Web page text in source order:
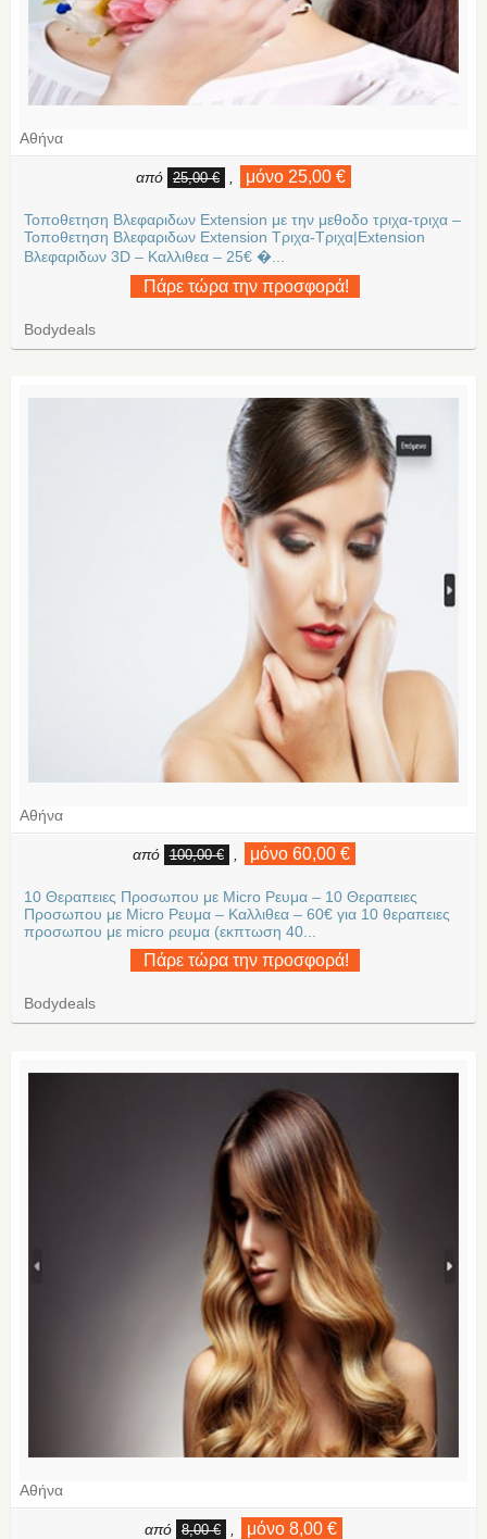
Αθήνα
από 25,00 € μόνο 25,00 €
Τοποθετηση Βλεφαριδων Extension με την μεθοδο τριχα-τριχα –
Τοποθετηση Βλεφαριδων Extension Τριχα-Τριχα|Extension
Βλεφαριδων 3D – Καλλιθεα – 25€ �...
Πάρε τώρα την προσφορά!
Bodydeals
Αθήνα
από 100,00 € μόνο 60,00 €
10 Θεραπειες Προσωπου με Micro Ρευμα – 10 Θεραπειες
Προσωπου με Micro Ρευμα – Καλλιθεα – 60€ για 10 θεραπειες
προσωπου με micro ρευμα (εκπτωση 40...
Πάρε τώρα την προσφορά!
Bodydeals
Αθήνα
από 8,00 € μόνο 8,00 €